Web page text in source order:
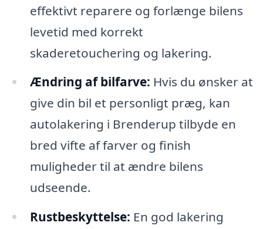
effektivt reparere og forlænge bilens
levetid med korrekt
skaderetouchering og lakering.
Ændring af bilfarve: Hvis du ønsker at
give din bil et personligt præg, kan
autolakering i Brenderup tilbyde en
bred vifte af farver og finish
muligheder til at ændre bilens
udseende.
Rustbeskyttelse: En god lakering